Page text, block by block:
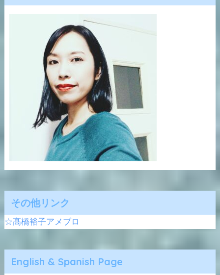
その他リンク
☆髙橋裕子アメブロ
English & Spanish Page